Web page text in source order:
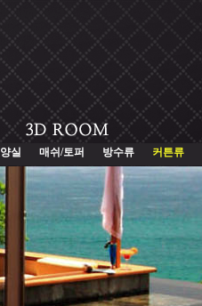
양실 매쉬/토퍼 방수류 커튼류